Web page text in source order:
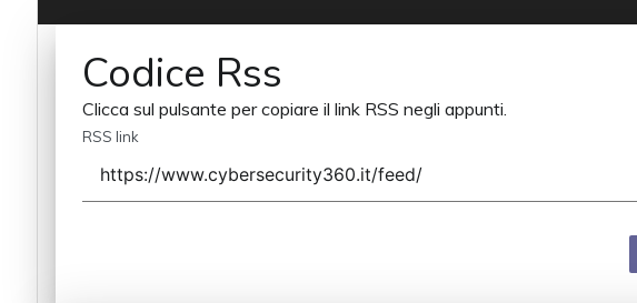
Codice Rss
Clicca sul pulsante per copiare il link RSS negli appunti.
RSS link